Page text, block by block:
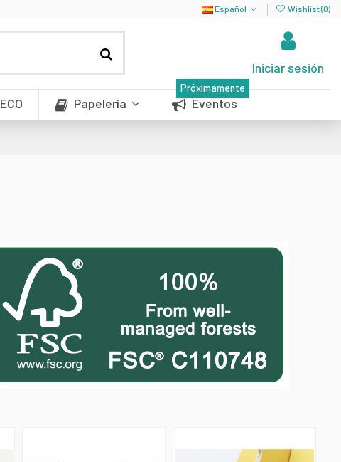
Español Wishlist (0)
Iniciar sesión
ECO Papelería Eventos
Próximamente